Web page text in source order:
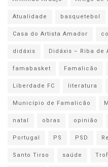
Atualidade
basquetebol
Casa do Artista Amador
didáxis
Didáxis – Riba de
famabasket
Famalicão
Liberdade FC
literatura
Município de Famalicão
natal
obras opinião
Portugal
PS PSD
Santo Tirso
saúde